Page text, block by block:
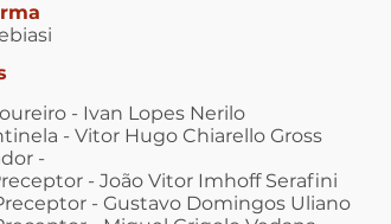
- Ivan Lopes Nerilo
- Vitor Hugo Chiarello Gross
-
- João Vitor Imhoff Serafini
- Gustavo Domingos Uliano